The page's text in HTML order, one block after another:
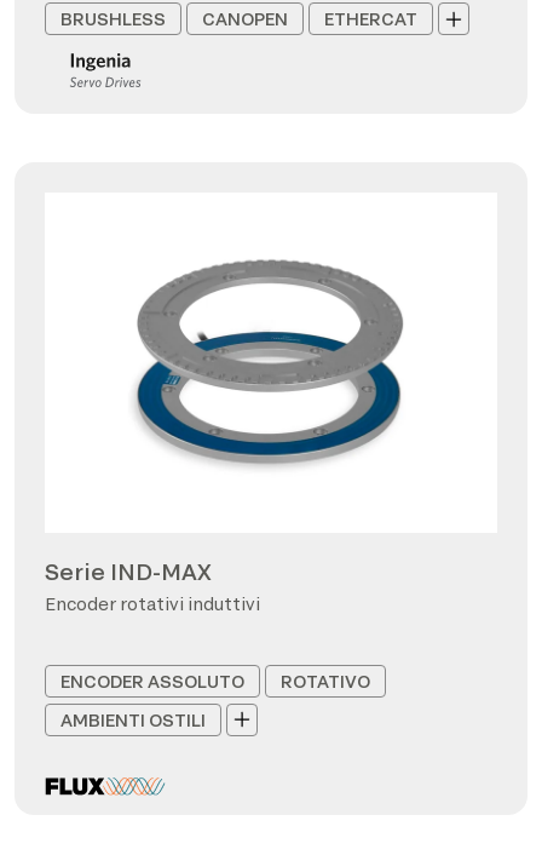
BRUSHLESS CANOPEN ETHERCAT
Serie IND-MAX
Encoder rotativi induttivi
ENCODER ASSOLUTO
ROTATIVO
AMBIENTI OSTILI